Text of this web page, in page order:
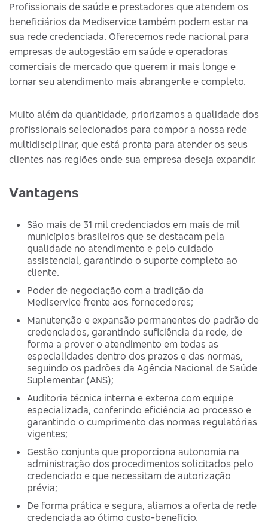
Profissionais de saúde e prestadores que atendem os
beneficiários da Mediservice também podem estar na
sua rede credenciada. Oferecemos rede nacional para
empresas de autogestão em saúde e operadoras
comerciais de mercado que querem ir mais longe e
tornar seu atendimento mais abrangente e completo.
Muito além da quantidade, priorizamos a qualidade dos
profissionais selecionados para compor a nossa rede
multidisciplinar, que está pronta para atender os seus
clientes nas regiões onde sua empresa deseja expandir.
Vantagens
São mais de 31 mil credenciados em mais de mil
municípios brasileiros que se destacam pela
qualidade no atendimento e pelo cuidado
assistencial, garantindo o suporte completo ao
cliente.
Poder de negociação com a tradição da
Mediservice frente aos fornecedores;
Manutenção e expansão permanentes do padrão de
credenciados, garantindo suficiência da rede, de
forma a prover o atendimento em todas as
especialidades dentro dos prazos e das normas,
seguindo os padrões da Agência Nacional de Saúde
Suplementar (ANS);
Auditoria técnica interna e externa com equipe
especializada, conferindo eficiência ao processo e
garantindo o cumprimento das normas regulatórias
vigentes;
Gestão conjunta que proporciona autonomia na
administração dos procedimentos solicitados pelo
credenciado e que necessitam de autorização
prévia;
De forma prática e segura, aliamos a oferta de rede
credenciada ao ótimo custo-benefício.